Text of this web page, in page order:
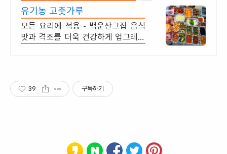
유기농 고춧가루
모든 요리에 적용 - 백운산그집 음식
맛과 격조를 더욱 건강하게 업그레이
39 구독하기